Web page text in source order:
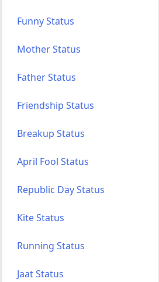
Funny Status
Mother Status
Father Status
Friendship Status
Breakup Status
April Fool Status
Republic Day Status
Kite Status
Running Status
Jaat Status